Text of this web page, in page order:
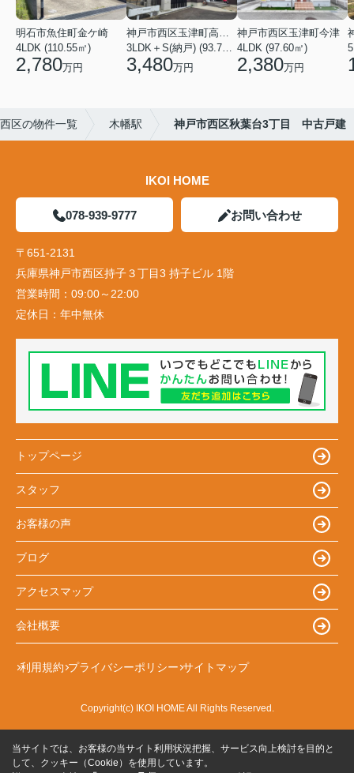
明石市魚住町金ケ崎
4LDK (110.55㎡)
2,780万円 3,480万円
神戸市西区玉津町今津
4LDK (97.60㎡)
2,380万円
区の物件一覧 木幡駅 神戸市西区秋葉台3丁目 中古戸建
IKOI HOME
078-939-9777 お問い合わせ
〒651-2131
兵庫県神戸市西区持子３丁目3 持子ビル 1階
営業時間： 09:00～22:00
定休日： 年中無休
トップページ
スタッフ
お客様の声
ブログ
アクセスマップ
会社概要
利用規約 プライバシーポリシー サイトマップ
Copyright(c) IKOI HOME All Rights Reserved.
当サイトでは、お客様の当サイト利用状況把握、サービス向上検討を目的と
して、クッキー（Cookie）を使用しています。